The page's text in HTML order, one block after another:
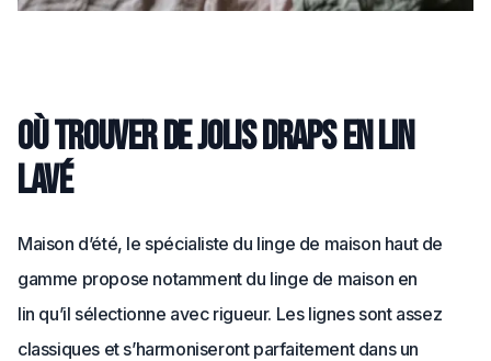
Où trouver de jolis draps en lin
lavé
Maison d’été, le spécialiste du linge de maison haut de
gamme propose notamment du linge de maison en
lin qu’il sélectionne avec rigueur. Les lignes sont assez
classiques et s’harmoniseront parfaitement dans un